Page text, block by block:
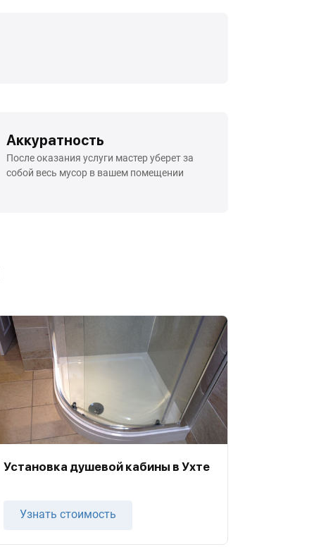
Аккуратность
После оказания услуги мастер уберет за
собой весь мусор в вашем помещении
Установка душевой кабины в Ухте
Узнать стоимость